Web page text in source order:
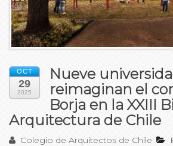
Buscar:
OCT
29
2025
Nueve
reimaginan el
Borja en la XXIII
Arquitectura de Chile
Colegio de Arquitectos de Chile